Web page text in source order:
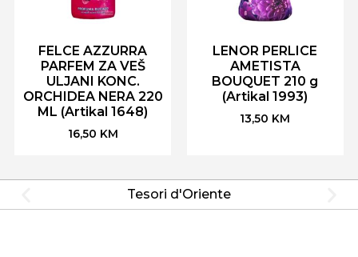
FELCE AZZURRA
PARFEM ZA VEŠ
ULJANI KONC.
ORCHIDEA NERA 220
ML (Artikal 1648)
16,50 KM
LENOR PERLICE
AMETISTA
BOUQUET 210 g
(Artikal 1993)
13,50 KM
Tesori d'Oriente